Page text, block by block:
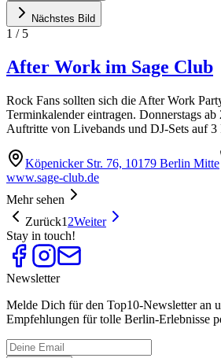
Nächstes Bild
1 / 5
After Work im Sage Club
Rock Fans sollten sich die After Work
Terminkalender eintragen. Donnerstags
Auftritte von Livebands und DJ-Sets auf 3
Köpenicker Str. 76, 10179 Berlin Mitte
www.sage-club.de
Mehr sehen
Zurück1 2Weiter
Stay in touch!
Newsletter
Melde Dich für den Top10-Newsletter an
Empfehlungen für tolle Berlin-Erlebnisse